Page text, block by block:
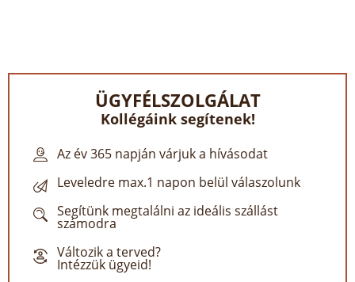
ÜGYFÉLSZOLGÁLAT
Kollégáink segítenek!
Az év 365 napján várjuk a hívásodat
Leveledre max.1 napon belül válaszolunk
Segítünk megtalálni az ideális szállást
számodra
Változik a terved?
Intézzük ügyeid!